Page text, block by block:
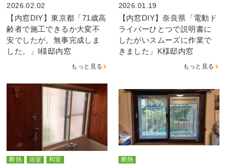
2026.02.02
【内窓DIY】東京都「71歳高
齢者で施工できるか大変不
安でしたが。無事完成しま
した。」I様邸内窓
もっと見る
2026.01.19
【内窓DIY】奈良県「電動ド
ライバーひとつで説明書に
したがいスムーズに作業で
きました」K様邸内窓
もっと見る
断熱 浴室 和室 断熱